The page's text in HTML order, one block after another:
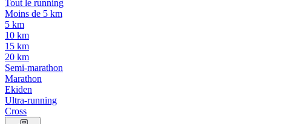
Tout le running
Moins de 5 km
5 km
10 km
15 km
20 km
Semi-marathon
Marathon
Ekiden
Ultra-running
Cross